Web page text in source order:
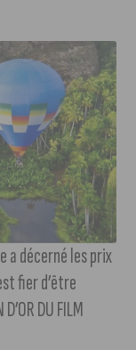
a décerné les prix
fier d’être
DU FILM